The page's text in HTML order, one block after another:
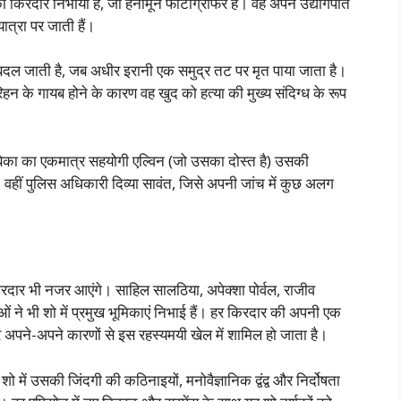
पर जाती हैं।
जाती है, जब अधीर इरानी एक समुद्र तट पर मृत पाया जाता है।
के गायब होने के कारण वह खुद को हत्या की मुख्य संदिग्ध के रूप
का एकमात्र सहयोगी एल्विन (जो उसका दोस्त है) उसकी
पुलिस अधिकारी दिव्या सावंत, जिसे अपनी जांच में कुछ अलग
भी नजर आएंगे। साहिल सालठिया, अपेक्शा पोर्वल, राजीव
भी शो में प्रमुख भूमिकाएं निभाई हैं। हर किरदार की अपनी एक
अपने कारणों से इस रहस्यमयी खेल में शामिल हो जाता है।
उसकी जिंदगी की कठिनाइयों, मनोवैज्ञानिक द्वंद्व और निर्दोषता